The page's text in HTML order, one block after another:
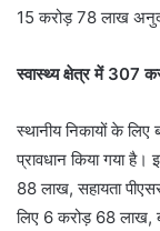
15 करोड़ 78 लाख
स्वास्थ्य क्षेत्र में 307
स्थानीय निकायों के
प्रावधान किया गया
88 लाख, सहायता
लिए 6 करोड़ 68 लाख,